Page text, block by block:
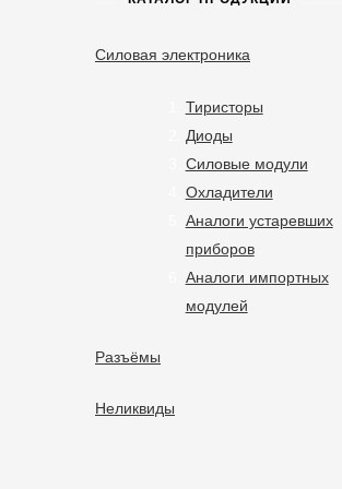
Силовая электроника
Тиристоры
Диоды
Силовые модули
Охладители
Аналоги устаревших
приборов
Аналоги импортных
модулей
Разъёмы
Неликвиды